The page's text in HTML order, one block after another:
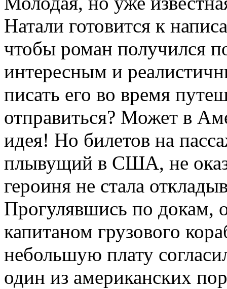
Натали готовится к
чтобы роман получился
интересным и
писать его во время
отправиться? Может в
идея! Но билетов на
плывущий в США, не
героиня не стала
Прогулявшись по докам,
капитаном грузового
небольшую плату
один из американских